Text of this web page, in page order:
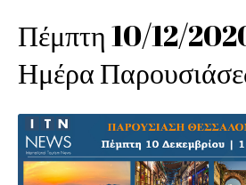
Πέμπτη 10/12/
Ημέρα